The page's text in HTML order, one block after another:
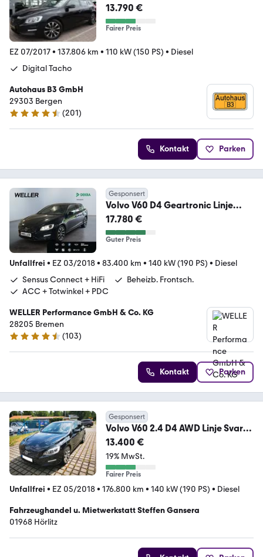
13.790 €
Fairer Preis
EZ 07/2017• 137.806 km • 110 kW (150 PS) • Diesel
Digital Tacho
Autohaus B3 GmbH
29303 Bergen
4.6 Sterne
(201)
Kontakt Parken
Gesponsert
Volvo V60 D4 Geartronic Linje
Svart *GSD*Leder*CAM*SHZ
17.780 €
Guter Preis
Unfallfrei • EZ 03/2018• 83.400 km • 140 kW (190 PS) • Diesel
Sensus Connect + HiFi
Beheizb. Frontsch.
ACC + Totwinkel + PDC
WELLER Performance GmbH & Co. KG
28205 Bremen
4.3 Sterne
(103)
Kontakt Parken
Gesponsert
Volvo V60 2.4 D4 AWD Linje Svart
Automatik Leder
13.400 €
19% MwSt.
Fairer Preis
Unfallfrei • EZ 05/2018• 176.800 km • 140 kW (190 PS) • Diesel
Fahrzeughandel u. Mietwerkstatt Steffen Gansera
01968 Hörlitz